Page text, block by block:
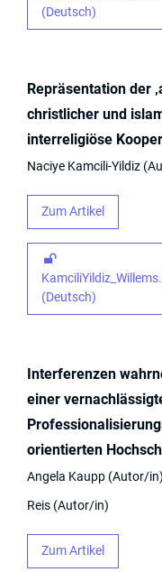
(Deutsch)
Repräsentation der
christlicher und
interreligiöse
Naciye Kamcili-Yildiz
Zum Artikel
(Deutsch)
Interferenzen
einer
orientierten
Angela Kaupp Autor/in
Reis Autor/in
Zum Artikel